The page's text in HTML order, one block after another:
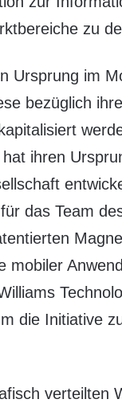
zu
Ursprung im
bezüglich
ihren
das Team
mobiler
die Initiative
verteilten